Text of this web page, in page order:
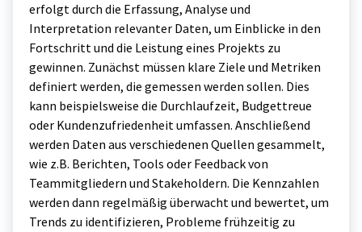
erfolgt durch die Erfassung, Analyse und
Interpretation relevanter Daten, um Einblicke in den
Fortschritt und die Leistung eines Projekts zu
gewinnen. Zunächst müssen klare Ziele und Metriken
definiert werden, die gemessen werden sollen. Dies
kann beispielsweise die Durchlaufzeit, Budgettreue
oder Kundenzufriedenheit umfassen. Anschließend
werden Daten aus verschiedenen Quellen gesammelt,
wie z.B. Berichten, Tools oder Feedback von
Teammitgliedern und Stakeholdern. Die Kennzahlen
werden dann regelmäßig überwacht und bewertet, um
Trends zu identifizieren, Probleme frühzeitig zu